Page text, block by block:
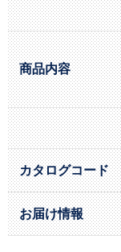
商品内容
カタログコード
お届け情報